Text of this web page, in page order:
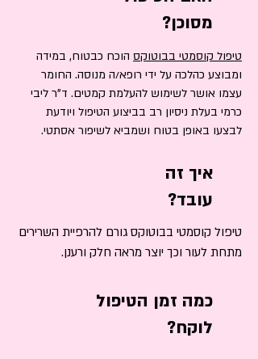
מסוכן?​
טיפול קוסמטי בבוטוקס הוכח כבטוח, במידה
ומבוצע כהלכה על ידי רופא/ה מנוסה. החומר
עצמו אושר לשימוש להעלמת קמטים. ד"ר ליבי
כרמי בעלת ניסיון רב בביצוע הטיפול ויודעת
לבצעו באופן בטוח ושמביא לשיפור אסתטי.
איך זה
עובד?
טיפול קוסמטי בבוטוקס גורם להרפיית השרירים
מתחת לעור וכך יוצר מראה חלק ורענן.
כמה זמן הטיפול
לוקח?​